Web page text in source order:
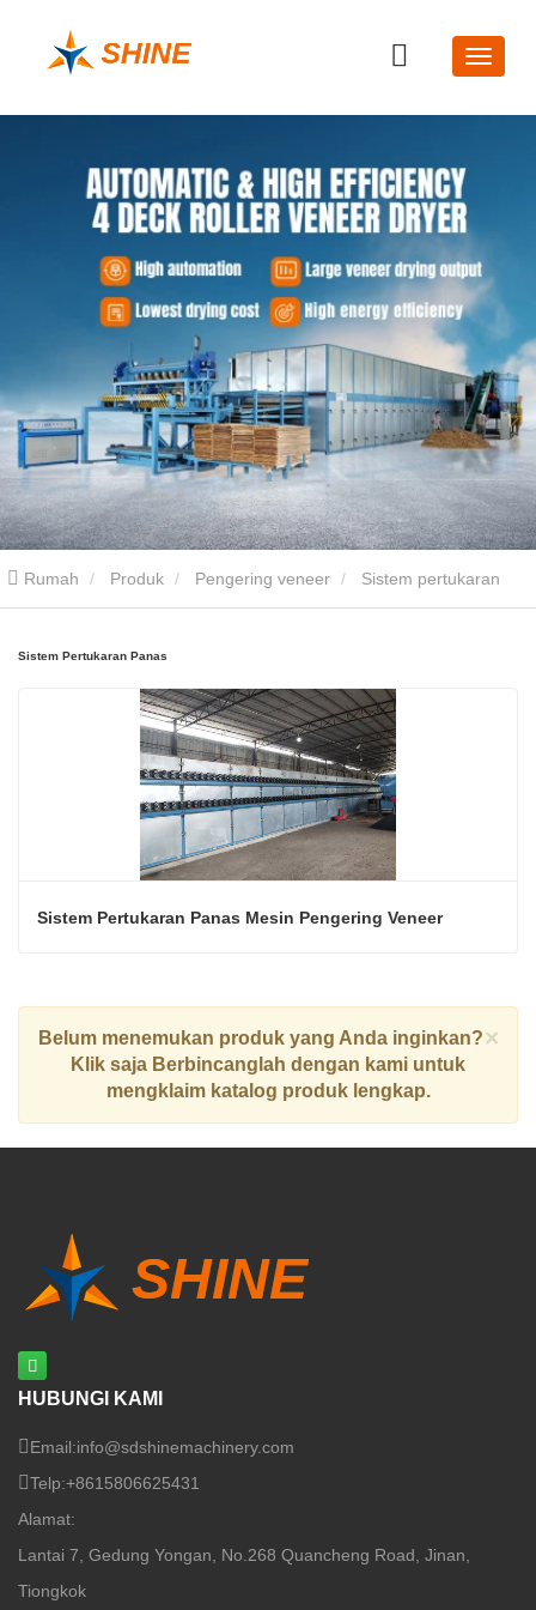
Rumah Produk Pengering veneer
Sistem Pertukaran Panas
Sistem Pertukaran Panas Mesin Pengering Veneer
×
Belum menemukan produk yang Anda inginkan?
Klik saja Berbincanglah dengan kami untuk
mengklaim katalog produk lengkap.
HUBUNGI KAMI
Email:info@sdshinemachinery.com
Telp:+8615806625431
Alamat:
Lantai 7, Gedung Yongan, No.268 Quancheng Road, Jinan,
Tiongkok